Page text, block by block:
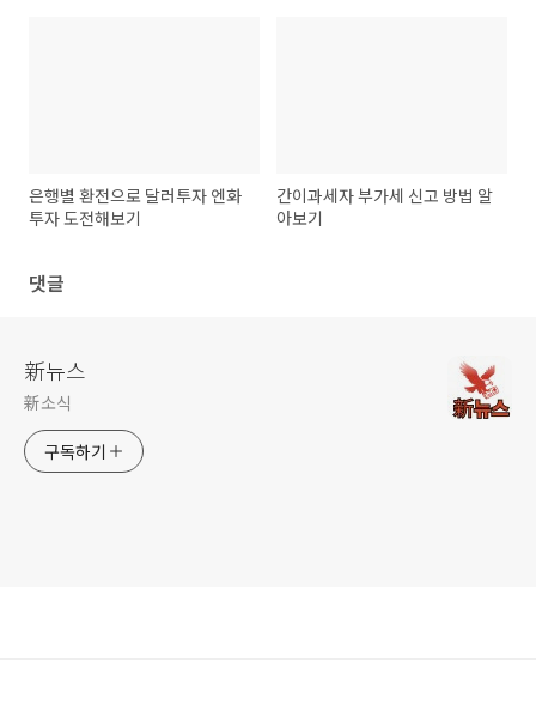
은행별 환전으로 달러투자 엔화
투자 도전해보기
간이과세자 부가세 신고 방법 알
아보기
댓글
新뉴스
新소식
구독하기